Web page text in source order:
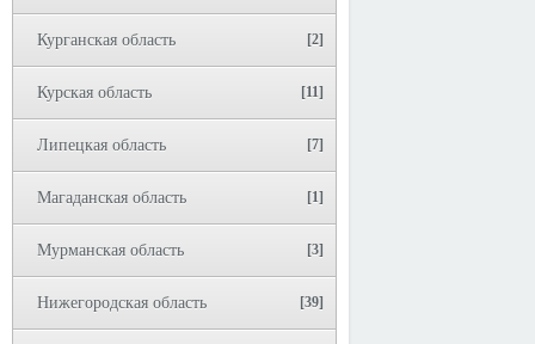
Курганская область [2]
Курская область [11]
Липецкая область [7]
Магаданская область [1]
Мурманская область [3]
Нижегородская область [39]